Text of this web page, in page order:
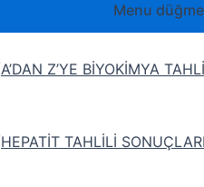
Menu
A’DAN Z’YE BİYOKİMYA
HEPATİT TAHLİLİ SONUÇLARI